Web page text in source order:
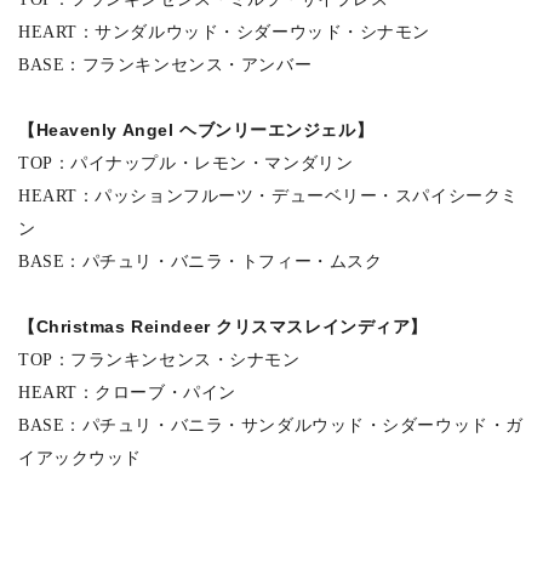
HEART：サンダルウッド・シダーウッド・シナモン
BASE：フランキンセンス・アンバー
【Heavenly Angel ヘブンリーエンジェル】
TOP：パイナップル・レモン・マンダリン
HEART：パッションフルーツ・デューベリー・スパイシークミ
ン
BASE：パチュリ・バニラ・トフィー・ムスク
【Christmas Reindeer クリスマスレインディア】
TOP：フランキンセンス・シナモン
HEART：クローブ・パイン
BASE：パチュリ・バニラ・サンダルウッド・シダーウッド・ガ
イアックウッド